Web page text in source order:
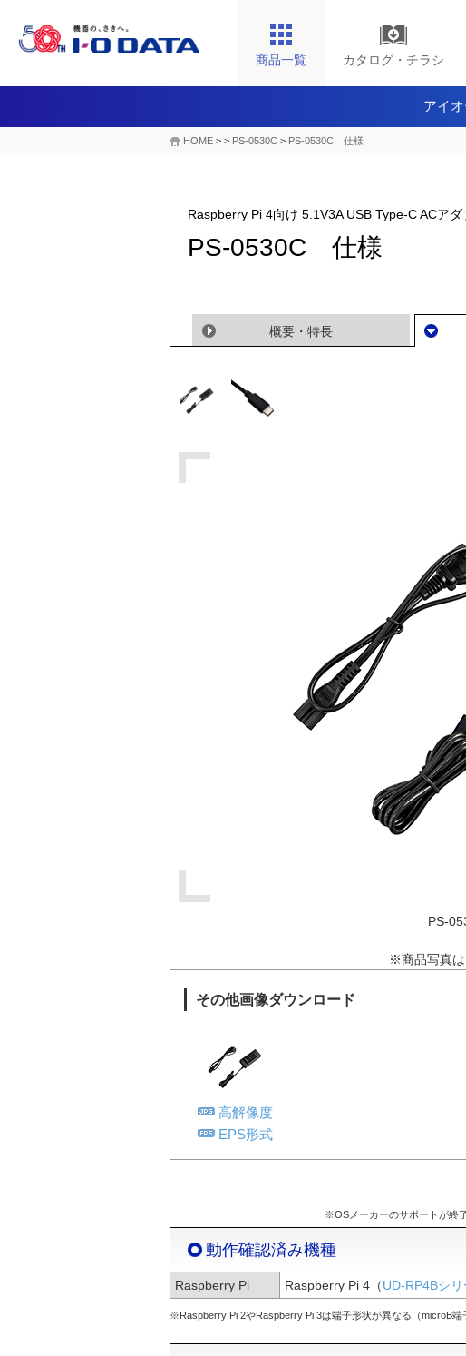
商品一覧 カタログ・チラシ
アイ
HOME > > PS-0530C > PS-0530C 仕様
Raspberry Pi 4向け 5.1V3A USB Type-C ACアダ
PS-0530C 仕様
概要・特長
PS-
※商品写真は
その他画像ダウンロード
高解像度
EPS形式
※OSメーカーのサポートが終
動作確認済み機種
Raspberry Pi Raspberry Pi 4（UD-RP4Bシ
※Raspberry Pi 2やRaspberry Pi 3は端子形状が異なる（microB端